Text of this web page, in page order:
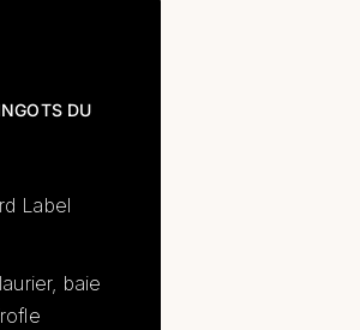
DU
Label
baie